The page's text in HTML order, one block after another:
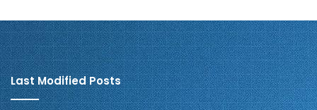
Last Modified Posts